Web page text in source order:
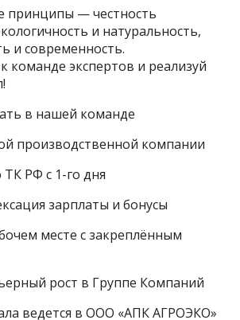
— честность
и натуральность,
и современность.
команде экспертов и реализуй
в нашей команде
производственной компании
РФ с 1-го дня
зарплаты и бонусы
месте с закреплённым
рост в Группе Компаний
ведется в ООО «АПК АГРОЭКО»